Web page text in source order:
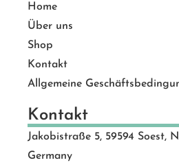
Home
Über uns
Shop
Kontakt
Allgemeine
Kontakt
Jakobistraße 5, 59594 Soest,
Germany